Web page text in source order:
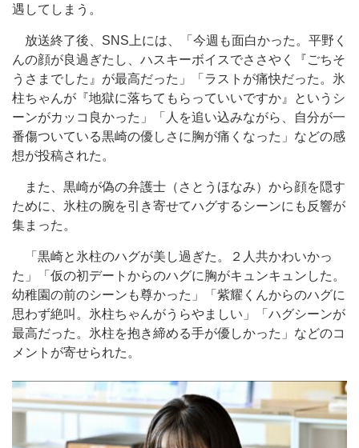
遇してしまう。
放送終了後、SNS上には、「今週も面白かった。平野く
んの顔が良過ぎたし、ハスキーボイスでささやく『ごちそ
うさまでした』が最高だった」「ラストが痛快だった。氷
柱ちゃんが『地獄に落ちてもらっていいですか』というシ
ーンがカッコ良かった」「人を追い込みながら、自分が一
番傷ついている黒崎の優しさに胸が痛くなった」などの感
想が投稿された。
また、黒崎が偽の弁護士（さとうほなみ）から顔を隠す
ために、氷柱の腕を引き寄せてハグするシーンにも反響が
集まった。
「黒崎と氷柱のハグが美し過ぎた。２人共かわいかっ
た」「仮の初デートからのハグに胸がキュンキュンした。
幼稚園の前のシーンも尊かった」「紫耀くんからのハグに
思わず絶叫。氷柱ちゃんがうらやましい」「ハグシーンが
最高だった。氷柱を抱き締める手が優しかった」などのコ
メントが寄せられた。